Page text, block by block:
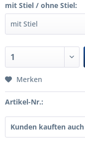
mit Stiel / ohne Stiel:
Merken
Artikel-Nr.:
Kunden kauften auch